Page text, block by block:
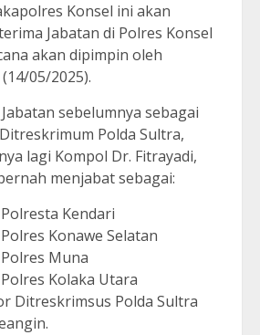
Konsel ini akan
Jabatan di Polres Konsel
akan dipimpin oleh
05/2025).
sebelumnya sebagai
Polda Sultra,
lagi Kompol Dr. Fitrayadi,
menjabat sebagai:
Kendari
Konawe Selatan
Muna
Kolaka Utara
Ditreskrimsus Polda Sultra